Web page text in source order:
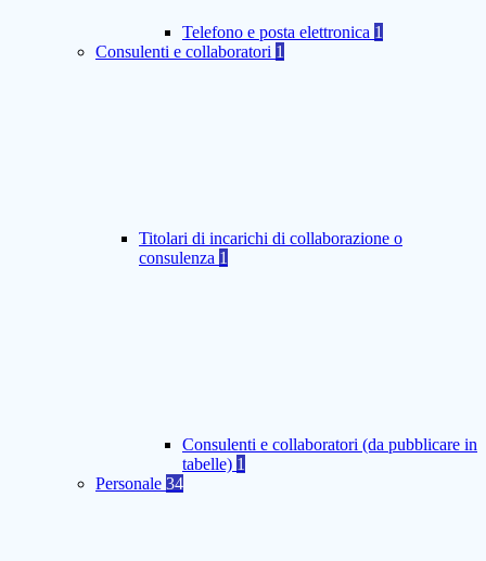
Telefono e posta elettronica 1
Consulenti e collaboratori 1
Titolari di incarichi di collaborazione o
consulenza 1
Consulenti e collaboratori (da pubblicare in
tabelle) 1
Personale 34